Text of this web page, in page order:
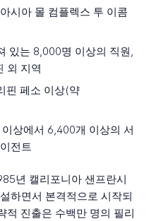
시아 몰 컴플렉스 투 이콤
있는 8,000명 이상의 직원,
외 지역
핀 페소 이상(약
상에서 6,400개 이상의 서
전트
년 캘리포니아 샌프란시
하면서 본격적으로 시작되
적 진출은 수백만 명의 필리